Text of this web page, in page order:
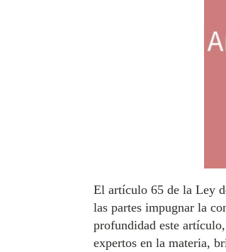
El artículo 65 de la Ley
las partes impugnar la
profundidad este
expertos en la materia,